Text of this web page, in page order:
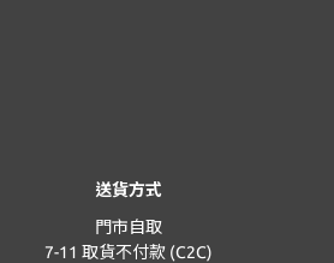
送貨方式
門市自取
7-11 取貨不付款 (C2C)